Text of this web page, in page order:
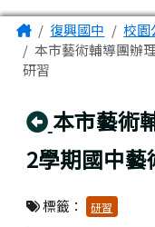
主內容區域
Home復興國中
校園
本市藝術輔導團辦
研習
回上頁
本市藝術
2學期國中藝
標籤： 研習
頁尾區域